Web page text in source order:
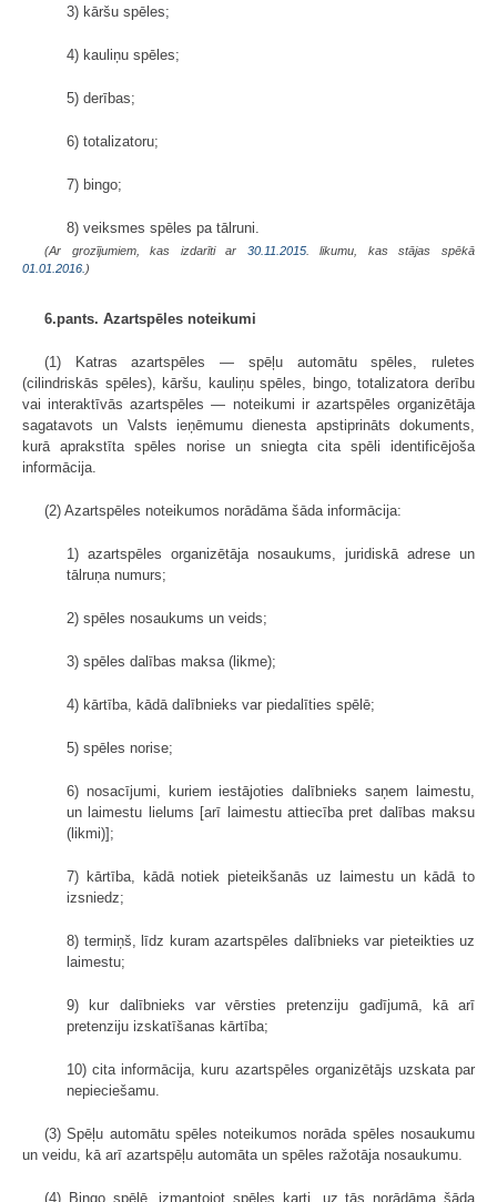
3) kāršu spēles;
4) kauliņu spēles;
5) derības;
6) totalizatoru;
7) bingo;
8) veiksmes spēles pa tālruni.
(Ar grozījumiem, kas izdarīti ar 30.11.2015. likumu, kas stājas spēkā
01.01.2016. )
6.pants. Azartspēles noteikumi
(1) Katras azartspēles — spēļu automātu spēles, ruletes
(cilindriskās spēles), kāršu, kauliņu spēles, bingo, totalizatora derību
vai interaktīvās azartspēles — noteikumi ir azartspēles organizētāja
sagatavots un Valsts ieņēmumu dienesta apstiprināts dokuments,
kurā aprakstīta spēles norise un sniegta cita spēli identificējoša
informācija.
(2) Azartspēles noteikumos norādāma šāda informācija:
1) azartspēles organizētāja nosaukums, juridiskā adrese un
tālruņa numurs;
2) spēles nosaukums un veids;
3) spēles dalības maksa (likme);
4) kārtība, kādā dalībnieks var piedalīties spēlē;
5) spēles norise;
6) nosacījumi, kuriem iestājoties dalībnieks saņem laimestu,
un laimestu lielums [arī laimestu attiecība pret dalības maksu
(likmi)];
7) kārtība, kādā notiek pieteikšanās uz laimestu un kādā to
izsniedz;
8) termiņš, līdz kuram azartspēles dalībnieks var pieteikties uz
laimestu;
9) kur dalībnieks var vērsties pretenziju gadījumā, kā arī
pretenziju izskatīšanas kārtība;
10) cita informācija, kuru azartspēles organizētājs uzskata par
nepieciešamu.
(3) Spēļu automātu spēles noteikumos norāda spēles nosaukumu
un veidu, kā arī azartspēļu automāta un spēles ražotāja nosaukumu.
(4) Bingo spēlē, izmantojot spēles karti, uz tās norādāma šāda